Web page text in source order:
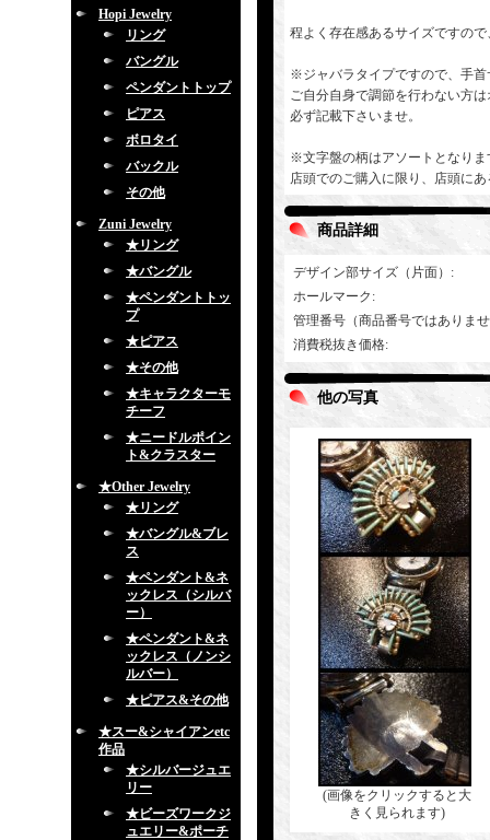
Hopi Jewelry
リング
バングル
ペンダントトップ
ピアス
ボロタイ
バックル
その他
Zuni Jewelry
★リング
★バングル
★ペンダントトッ
プ
★ピアス
★その他
★キャラクターモ
チーフ
★ニードルポイン
ト&クラスター
★Other Jewelry
★リング
★バングル&ブレ
ス
★ペンダント&ネ
ックレス（シルバ
ー）
★ペンダント&ネ
ックレス（ノンシ
ルバー）
★ピアス&その他
★スー&シャイアンetc
作品
★シルバージュエ
リー
★ビーズワークジ
ュエリー&ポーチ
程よく存在感あるサイズですの
※ジャバラタイプですので、手
ご自分自身で調節を行わない方
必ず記載下さいませ。
※文字盤の柄はアソートとなり
店頭でのご購入に限り、店頭に
商品詳細
デザイン部サイズ（片面） :
ホールマーク :
管理番号（商品番号ではありま
消費税抜き価格:
他の写真
(画像をクリックすると大
きく見られます)